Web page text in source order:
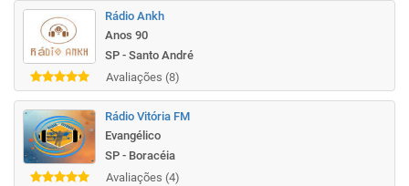
Rádio Ankh
Anos 90
SP - Santo André
Avaliações (8)
Rádio Vitória FM
Evangélico
SP - Boracéia
Avaliações (4)